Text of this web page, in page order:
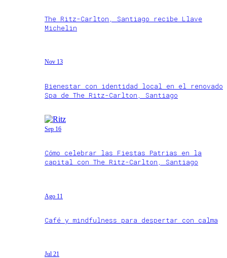
The Ritz-Carlton, Santiago recibe Llave
Michelin
Nov 13
Bienestar con identidad local en el renovado
Spa de The Ritz-Carlton, Santiago
Sep 16
Cómo celebrar las Fiestas Patrias en la
capital con The Ritz-Carlton, Santiago
Ago 11
Café y mindfulness para despertar con calma
Jul 21